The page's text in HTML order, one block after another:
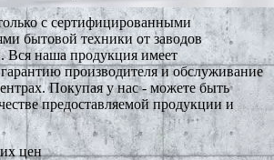
с сертифицированными
бытовой техники от заводов
Вся наша продукция имеет
производителя и обслуживание
Покупая у нас - можете быть
предоставляемой продукции и
цен